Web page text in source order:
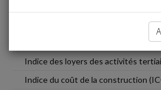
Indice des loyers commerciaux (ILC)
Indice des loyers des activités
Indice du coût de la construction